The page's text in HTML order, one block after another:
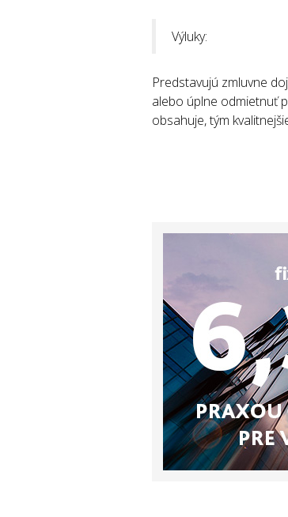
Výluky:
Predstavujú zmluvne
alebo úplne odmietnuť
obsahuje, tým